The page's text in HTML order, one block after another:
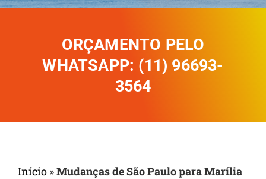
ORÇAMENTO PELO
WHATSAPP: (11) 96693-
3564
Início »Mudanças de São Paulo para Marília